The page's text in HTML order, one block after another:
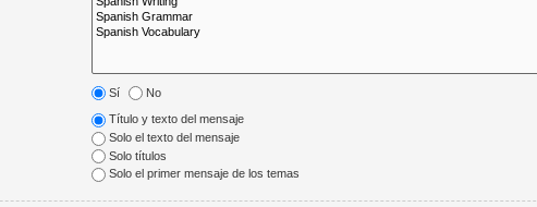
Sí No
Título y texto del mensaje
Solo el texto del mensaje
Solo títulos
Solo el primer mensaje de los temas